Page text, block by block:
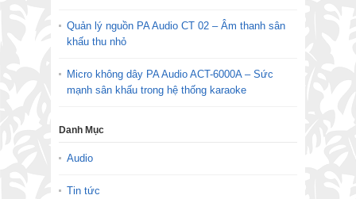
Quản lý nguồn PA Audio CT 02 – Âm thanh sân
khấu thu nhỏ
Micro không dây PA Audio ACT-6000A – Sức
mạnh sân khấu trong hệ thống karaoke
Danh Mục
Audio
Tin tức